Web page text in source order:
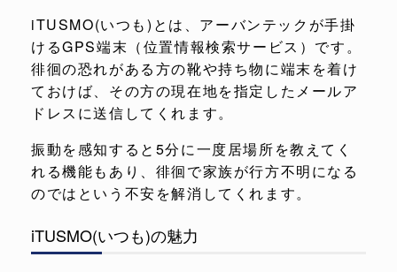
iTUSMO(いつも)とは、アーバンテックが手掛
けるGPS端末（位置情報検索サービス）です。
徘徊の恐れがある方の靴や持ち物に端末を着け
ておけば、その方の現在地を指定したメールア
ドレスに送信してくれます。
振動を感知すると5分に一度居場所を教えてく
れる機能もあり、徘徊で家族が行方不明になる
のではという不安を解消してくれます。
iTUSMO(いつも)の魅力